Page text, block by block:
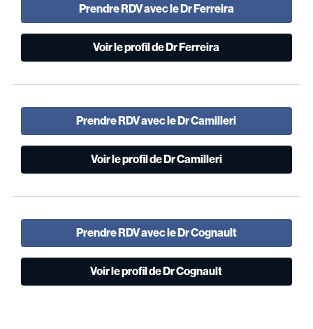
Prendre RDV avec le Dr Ferreira
Voir le profil de Dr Ferreira
Prendre RDV avec le Dr Camilleri
Voir le profil de Dr Camilleri
Prendre RDV avec le Dr Cognault
Voir le profil de Dr Cognault